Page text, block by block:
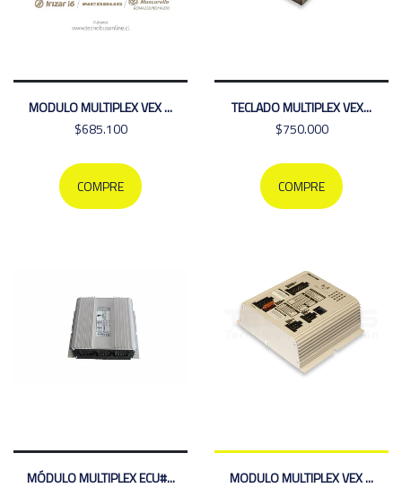
MODULO MULTIPLEX VEX ...
$685.100
COMPRE
TECLADO MULTIPLEX VEX...
$750.000
COMPRE
MÓDULO MULTIPLEX ECU#...
MODULO MULTIPLEX VEX ...